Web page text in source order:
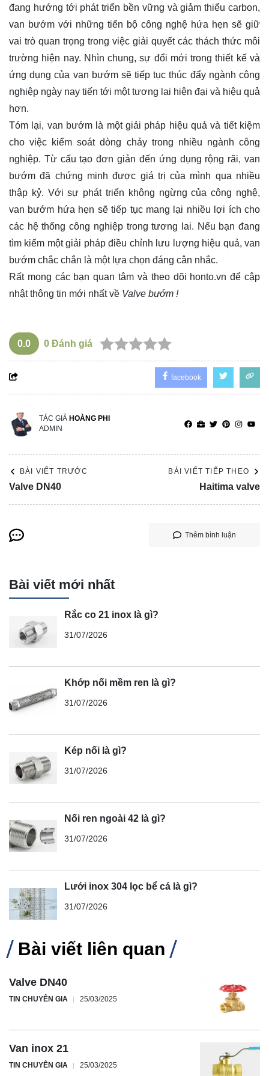
đang hướng tới phát triển bền vững và giảm thiểu carbon,
van bướm với những tiến bộ công nghệ hứa hẹn sẽ giữ
vai trò quan trọng trong việc giải quyết các thách thức môi
trường hiện nay. Nhìn chung, sự đổi mới trong thiết kế và
ứng dụng của van bướm sẽ tiếp tục thúc đẩy ngành công
nghiệp ngày nay tiến tới một tương lai hiện đại và hiệu quả
hơn.
Tóm lại, van bướm là một giải pháp hiệu quả và tiết kiệm
cho việc kiểm soát dòng chảy trong nhiều ngành công
nghiệp. Từ cấu tạo đơn giản đến ứng dụng rộng rãi, van
bướm đã chứng minh được giá trị của mình qua nhiều
thập kỷ. Với sự phát triển không ngừng của công nghệ,
van bướm hứa hẹn sẽ tiếp tục mang lại nhiều lợi ích cho
các hệ thống công nghiệp trong tương lai. Nếu bạn đang
tìm kiếm một giải pháp điều chỉnh lưu lượng hiệu quả, van
bướm chắc chắn là một lựa chọn đáng cân nhắc.
Rất mong các bạn quan tâm và theo dõi honto.vn để cập
nhật thông tin mới nhất về Valve bướm !
0.0 0 Đánh giá
facebook
TÁC GIẢ HOÀNG PHI
ADMIN
BÀI VIẾT TRƯỚC
Valve DN40
BÀI VIẾT TIẾP THEO
Haitima valve
Thêm bình luận
Bài viết mới nhất
Rắc co 21 inox là gì?
31/07/2026
Khớp nối mềm ren là gì?
31/07/2026
Kép nối là gì?
31/07/2026
Nối ren ngoài 42 là gì?
31/07/2026
Lưới inox 304 lọc bể cá là gì?
31/07/2026
Bài viết liên quan
Valve DN40
TIN CHUYÊN GIA 25/03/2025
Van inox 21
TIN CHUYÊN GIA 25/03/2025